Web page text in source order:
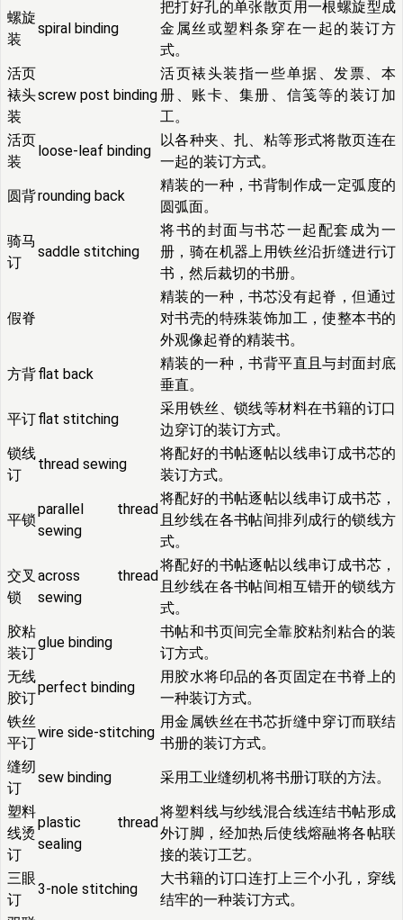
螺旋
装
spiral binding
把打好孔的单张散页用一根螺旋型成
金属丝或塑料条穿在一起的装订方
式。
活页
裱头
装
screw post binding
活页裱头装指一些单据、发票、本
册、账卡、集册、信笺等的装订加
工。
活页
装
loose-leaf binding
以各种夹、扎、粘等形式将散页连在
一起的装订方式。
圆背rounding back
精装的一种，书背制作成一定弧度的
圆弧面。
骑马
订
saddle stitching
将书的封面与书芯一起配套成为一
册，骑在机器上用铁丝沿折缝进行订
书，然后裁切的书册。
假脊
精装的一种，书芯没有起脊，但通过
对书壳的特殊装饰加工，使整本书的
外观像起脊的精装书。
方背flat back
精装的一种，书背平直且与封面封底
垂直。
平订flat stitching
采用铁丝、锁线等材料在书籍的订口
边穿订的装订方式。
锁线
订
thread sewing
将配好的书帖逐帖以线串订成书芯的
装订方式。
平锁
parallel thread
sewing
将配好的书帖逐帖以线串订成书芯，
且纱线在各书帖间排列成行的锁线方
式。
交叉
锁
across thread
sewing
将配好的书帖逐帖以线串订成书芯，
且纱线在各书帖间相互错开的锁线方
式。
胶粘
装订
glue binding
书帖和书页间完全靠胶粘剂粘合的装
订方式。
无线
胶订
perfect binding
用胶水将印品的各页固定在书脊上的
一种装订方式。
铁丝
平订
wire side-stitching
用金属铁丝在书芯折缝中穿订而联结
书册的装订方式。
缝纫
订
sew binding
采用工业缝纫机将书册订联的方法。
塑料
线烫
订
plastic thread
sealing
将塑料线与纱线混合线连结书帖形成
外订脚，经加热后使线熔融将各帖联
接的装订工艺。
三眼
订
3-nole stitching
大书籍的订口连打上三个小孔，穿线
结牢的一种装订方式。